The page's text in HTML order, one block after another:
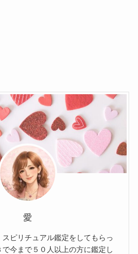
愛
ピリチュアル鑑定をしてもらっ
今まで５０人以上の方に鑑定し